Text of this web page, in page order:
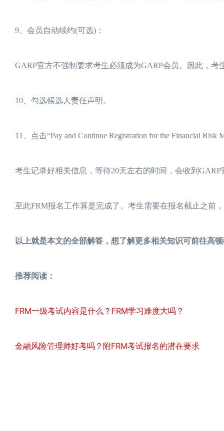
9、会员自动续约(可选)：
GARP官方不强制要求考生必须成为GARP会员。因此，
10、勾选候选人责任声明。
11、点击“Pay and Continue Registration for the Financial
考生记录好相关信息，等待20天左右的时间，会收到
至此FRM报名工作算是完成了。考生需要在报名截止之前
以上就是本文的全部解答，想了解更多相关知识可前往高
推荐阅读：
FRM一级考试内容是什么？FRM学习难度大吗？
金融风险管理师好考吗？附FRM考试报名的潜在要求